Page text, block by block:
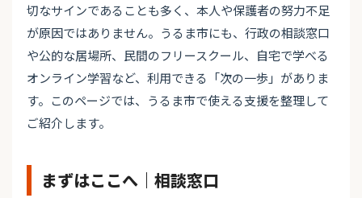
切なサインであることも多く、本人や保護者の努力不足
が原因ではありません。うるま市にも、行政の相談窓口
や公的な居場所、民間のフリースクール、自宅で学べる
オンライン学習など、利用できる「次の一歩」がありま
す。このページでは、うるま市で使える支援を整理して
ご紹介します。
まずはここへ｜相談窓口